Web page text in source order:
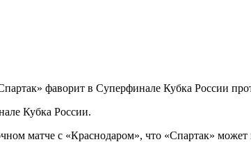
фаворит в Суперфинале Кубка России
Кубка России.
матче с «Краснодаром», что «Спартак» может